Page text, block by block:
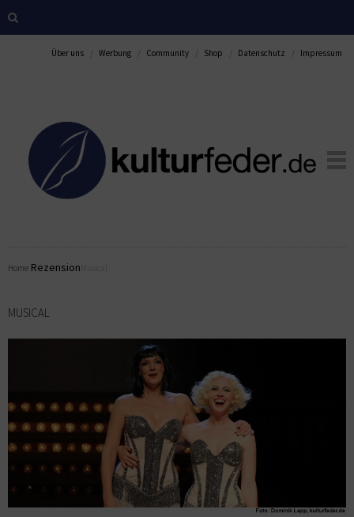
Über uns Werbung Community Shop Datenschutz Impressum
Home Rezension
MUSICAL